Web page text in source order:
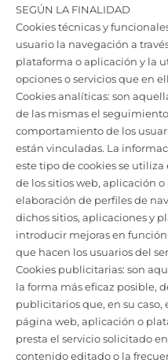
SEGÚN LA FINALIDAD
Cookies técnicas y
usuario la navegación a
plataforma o aplicación y la
opciones o servicios que en
Cookies analíticas: son
de las mismas el
comportamiento de los
están vinculadas. La
este tipo de cookies se
de los sitios web, aplicación
elaboración de perfiles de
dichos sitios, aplicaciones y
introducir mejoras en
que hacen los usuarios del
Cookies publicitarias: son
la forma más eficaz posible,
publicitarios que, en su
página web, aplicación o
presta el servicio solicitado
contenido editado o la